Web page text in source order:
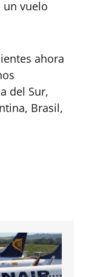
un vuelo
ahora
del Sur,
Brasil,